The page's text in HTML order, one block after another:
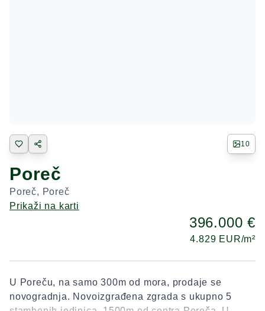
10
Poreč
Poreč, Poreč
Prikaži na karti
396.000 €
4.829 EUR/m²
U Poreču, na samo 300m od mora, prodaje se
novogradnja. Novoizgrađena zgrada s ukupno 5